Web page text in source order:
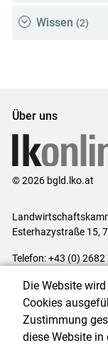
Wissen (2)
Über uns
© 2026 bgld.lko.at
Esterhazystraße 15,
Telefon: +43 (0) 2682
Impressum|Kontakt
Cookie-Einstellungen
Die Website
Cookies
Zustimmung
diese Website in